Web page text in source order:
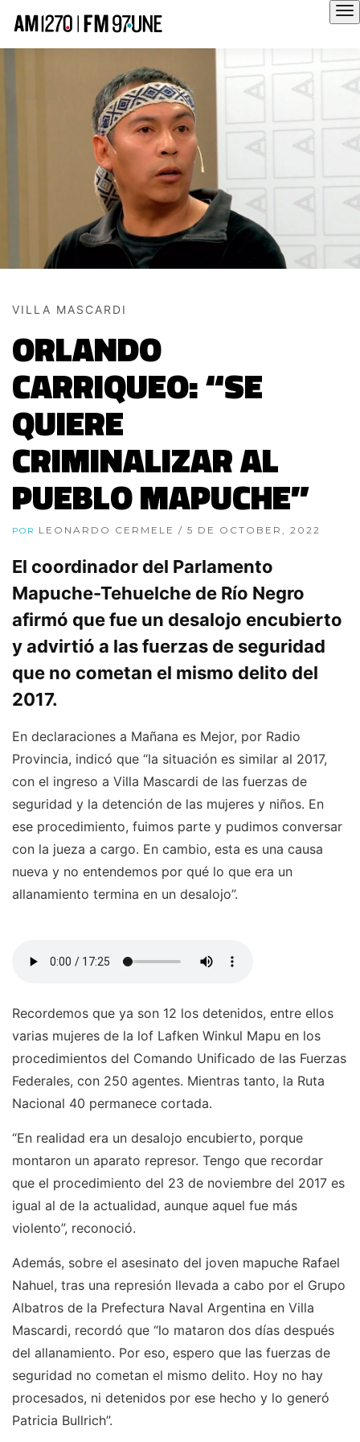
VILLA MASCARDI
ORLANDO
CARRIQUEO: “SE
QUIERE
CRIMINALIZAR AL
PUEBLO MAPUCHE”
POR LEONARDO CERMELE / 5 DE OCTOBER, 2022
El coordinador del Parlamento
Mapuche-Tehuelche de Río Negro
afirmó que fue un desalojo encubierto
y advirtió a las fuerzas de seguridad
que no cometan el mismo delito del
2017.
En declaraciones a Mañana es Mejor, por Radio
Provincia, indicó que “la situación es similar al 2017,
con el ingreso a Villa Mascardi de las fuerzas de
seguridad y la detención de las mujeres y niños. En
ese procedimiento, fuimos parte y pudimos conversar
con la jueza a cargo. En cambio, esta es una causa
nueva y no entendemos por qué lo que era un
allanamiento termina en un desalojo”.
Recordemos que ya son 12 los detenidos, entre ellos
varias mujeres de la lof Lafken Winkul Mapu en los
procedimientos del Comando Unificado de las Fuerzas
Federales, con 250 agentes. Mientras tanto, la Ruta
Nacional 40 permanece cortada.
“En realidad era un desalojo encubierto, porque
montaron un aparato represor. Tengo que recordar
que el procedimiento del 23 de noviembre del 2017 es
igual al de la actualidad, aunque aquel fue más
violento”, reconoció.
Además, sobre el asesinato del joven mapuche Rafael
Nahuel, tras una represión llevada a cabo por el Grupo
Albatros de la Prefectura Naval Argentina en Villa
Mascardi, recordó que “lo mataron dos días después
del allanamiento. Por eso, espero que las fuerzas de
seguridad no cometan el mismo delito. Hoy no hay
procesados, ni detenidos por ese hecho y lo generó
Patricia Bullrich”.